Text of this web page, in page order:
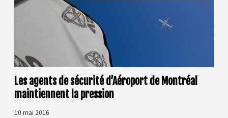
Les agents de sécurité d’Aéroport de Montréal
maintiennent la pression
10 mai 2016